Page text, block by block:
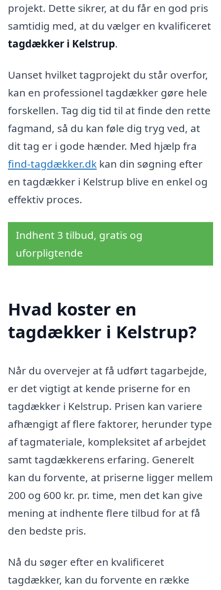
projekt. Dette sikrer, at du får en god pris
samtidig med, at du vælger en kvalificeret
tagdækker i Kelstrup.
Uanset hvilket tagprojekt du står overfor,
kan en professionel tagdækker gøre hele
forskellen. Tag dig tid til at finde den rette
fagmand, så du kan føle dig tryg ved, at
dit tag er i gode hænder. Med hjælp fra
find-tagdækker.dk kan din søgning efter
en tagdækker i Kelstrup blive en enkel og
effektiv proces.
Indhent 3 tilbud, gratis og
uforpligtende
Hvad koster en
tagdækker i Kelstrup?
Når du overvejer at få udført tagarbejde,
er det vigtigt at kende priserne for en
tagdækker i Kelstrup. Prisen kan variere
afhængigt af flere faktorer, herunder type
af tagmateriale, kompleksitet af arbejdet
samt tagdækkerens erfaring. Generelt
kan du forvente, at priserne ligger mellem
200 og 600 kr. pr. time, men det kan give
mening at indhente flere tilbud for at få
den bedste pris.
Nå du søger efter en kvalificeret
tagdækker, kan du forvente en række